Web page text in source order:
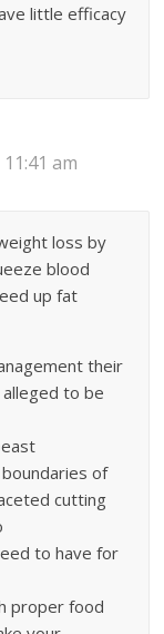
little efficacy
am
loss by
blood
up fat
their
to be
of
cutting
to have for
proper food